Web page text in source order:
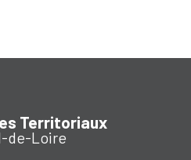
Territoriaux
de-Loire